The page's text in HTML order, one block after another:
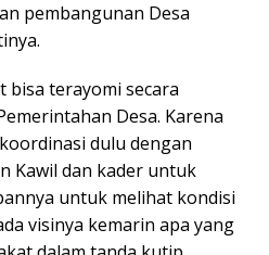
pembangunan Desa
bisa terayomi secara
Desa. Karena
dulu dengan
Kawil dan kader untuk
untuk melihat kondisi
visinya kemarin apa yang